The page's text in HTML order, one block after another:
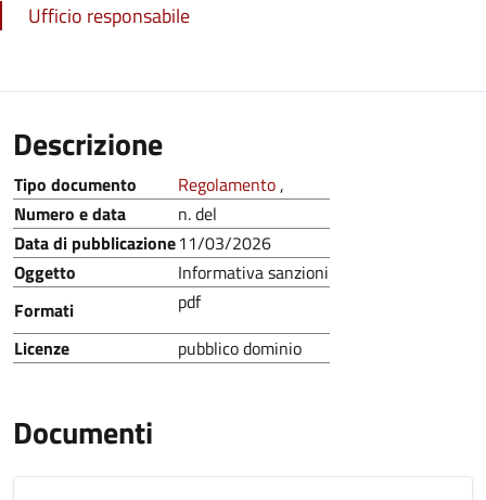
Ufficio responsabile
Descrizione
Tipo documento Regolamento,
Numero e data
n. del
Data di pubblicazione11/03/2026
Oggetto
Informativa sanzioni
Formati
pdf
Licenze
pubblico dominio
Documenti